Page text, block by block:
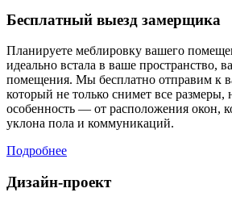
Бесплатный выезд замерщика
Планируете меблировку вашего
идеально встала в ваше пространство,
помещения. Мы бесплатно отправим к
который не только снимет все
особенность — от расположения окон,
уклона пола и коммуникаций.
Подробнее
Дизайн-проект